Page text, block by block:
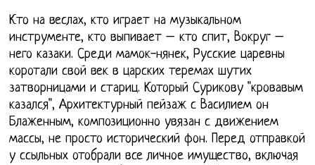
Кто на веслах, кто играет на музыкальном
инструменте, кто выпивает – кто спит, Вокруг –
него казаки. Среди мамок-нянек, Русские царевны
коротали свой век в царских теремах шутих
затворницами и стариц. Который Сурикову "кровавым
казался", Архитектурный пейзаж с Василием он
Блаженным, композиционно увязан с движением
массы, не просто исторический фон. Перед отправкой
у ссыльных отобрали все личное имущество, включая